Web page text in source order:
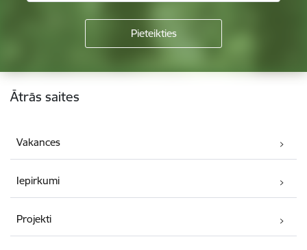
Kājene
Ātrās saites
Vakances
Iepirkumi
Projekti